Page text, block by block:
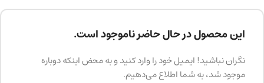
این محصول در حال حاضر ناموجود است.
نگران نباشید! ایمیل خود را وارد کنید و به محض اینکه دوباره
موجود شد، به شما اطلاع می‌دهیم.